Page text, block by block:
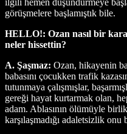
görüşmelere başlamıştık bile.
HELLO!: Ozan nasıl bir
neler hissettin?
A. Şaşmaz: Ozan, hikayenin
babasını çocukken trafik
tutunmaya çalışmışlar,
gereği hayat kurtarmak olan,
adam. Ablasının ölümüyle
karşılaşmadığı adaletsizlik